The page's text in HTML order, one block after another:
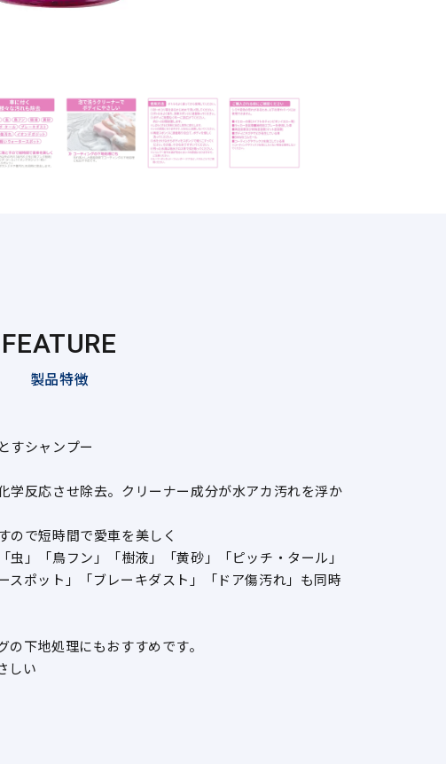
FEATURE
製品特徴
すシャンプー
学反応させ除去。クリーナー成分が水アカ汚れを浮か
ので短時間で愛車を美しく
」「鳥フン」「樹液」「黄砂」「ピッチ・タール」
スポット」「ブレーキダスト」「ドア傷汚れ」も同時
下地処理にもおすすめです。
しい